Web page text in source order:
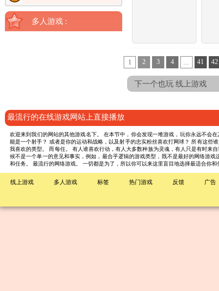
最流行的在线游戏网站上直接播放
欢迎来到我们的网站的其他游戏名下。 在本节中，你会发现一堆游戏，玩你永远不会
能是一个射手？ 或者是你的运动和战略，以及射手的忠实粉丝喜欢打网球？ 所有这些
我喜欢的类型。 而每任。 有人谁喜欢行动，有人大多数种族为灵魂，有人只是有时来
候不是一个单一的意见和事实，例如，最合乎逻辑的游戏类型，既不是最好的网络游
和任务。 最流行的网络游戏。 一切都是为了，所以你可以来这里盲目地选择最适合你
多人游戏 :
1 2 3 4 ... 41 42
下一个也玩 线上游戏
线上游戏 多人游戏 标签 热门游戏 反馈 广告